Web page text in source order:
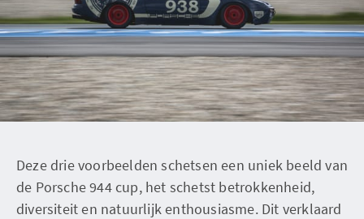
Deze drie voorbeelden schetsen een uniek beeld van
de Porsche 944 cup, het schetst betrokkenheid,
diversiteit en natuurlijk enthousiasme. Dit verklaard